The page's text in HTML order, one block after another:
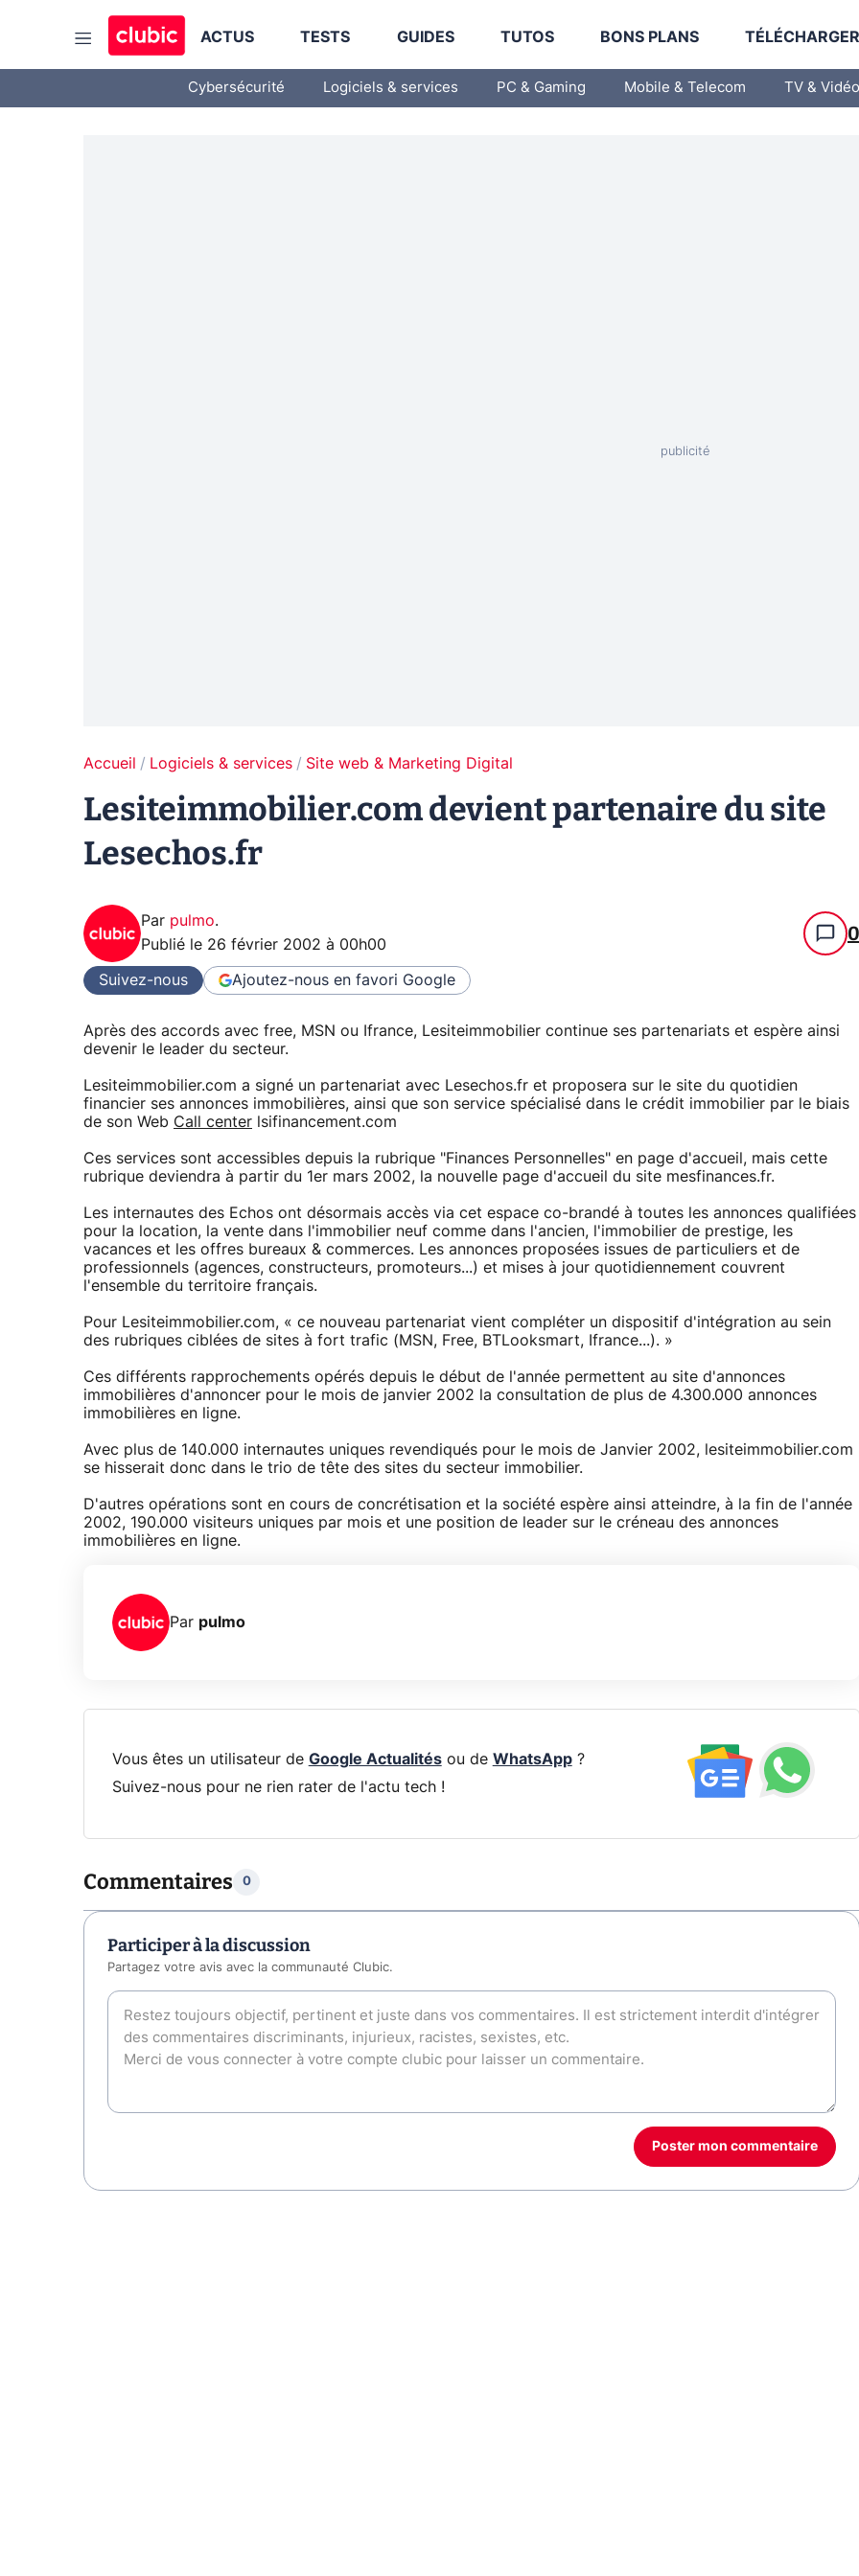
ACTUS TESTS GUIDES TUTOS BONS PLANS
Cybersécurité Logiciels & services PC & Gaming Mobile & Telecom TV & Vidéo
Accueil Logiciels & services Site web & Marketing Digital
Lesiteimmobilier.com devient partenaire du site
Lesechos.fr
Par pulmo.
Publié le 26 février 2002 à 00h00 0
Suivez-nous Ajoutez-nous en favori Google
Après des accords avec free, MSN ou Ifrance, Lesiteimmobilier continue ses partenariats et espère ainsi
devenir le leader du secteur.
Lesiteimmobilier.com a signé un partenariat avec Lesechos.fr et proposera sur le site du quotidien
financier ses annonces immobilières, ainsi que son service spécialisé dans le crédit immobilier par le biais
de son Web Call center lsifinancement.com
Ces services sont accessibles depuis la rubrique "Finances Personnelles" en page d'accueil, mais cette
rubrique deviendra à partir du 1er mars 2002, la nouvelle page d'accueil du site mesfinances.fr.
Les internautes des Echos ont désormais accès via cet espace co-brandé à toutes les annonces qualifiées
pour la location, la vente dans l'immobilier neuf comme dans l'ancien, l'immobilier de prestige, les
vacances et les offres bureaux & commerces. Les annonces proposées issues de particuliers et de
professionnels (agences, constructeurs, promoteurs...) et mises à jour quotidiennement couvrent
l'ensemble du territoire français.
Pour Lesiteimmobilier.com, « ce nouveau partenariat vient compléter un dispositif d'intégration au sein
des rubriques ciblées de sites à fort trafic (MSN, Free, BTLooksmart, Ifrance...). »
Ces différents rapprochements opérés depuis le début de l'année permettent au site d'annonces
immobilières d'annoncer pour le mois de janvier 2002 la consultation de plus de 4.300.000 annonces
immobilières en ligne.
Avec plus de 140.000 internautes uniques revendiqués pour le mois de Janvier 2002, lesiteimmobilier.com
se hisserait donc dans le trio de tête des sites du secteur immobilier.
D'autres opérations sont en cours de concrétisation et la société espère ainsi atteindre, à la fin de l'année
2002, 190.000 visiteurs uniques par mois et une position de leader sur le créneau des annonces
immobilières en ligne.
Par pulmo
Vous êtes un utilisateur de Google Actualitésou de WhatsApp?
Suivez-nous pour ne rien rater de l'actu tech !
Commentaires 0
Participer à la discussion
Partagez votre avis avec la communauté Clubic.
Poster mon commentaire